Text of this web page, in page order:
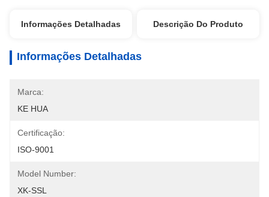
Informações Detalhadas Descrição Do Produto
Informações Detalhadas
Marca:
KE HUA
Certificação:
ISO-9001
Model Number:
XK-SSL